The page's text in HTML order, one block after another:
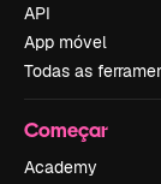
API
App móvel
Todas as
Começar
Academy